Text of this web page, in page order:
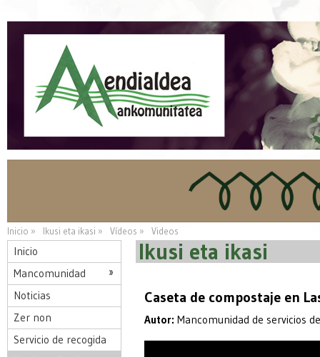
Inicio » Ikusi eta ikasi » Vídeos » Videos
Inicio
Mancomunidad
Noticias
Zer non
Servicio de recogida
Ikusi eta ikasi
Caseta de compostaje en
Autor: Mancomunidad de servicios